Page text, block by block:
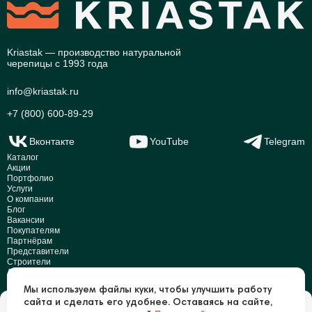
Мы используем файлы куки, чтобы улучшить работу
сайта и сделать его удобнее. Оставаясь на сайте,
Kriastak — производство натуральной
черепицы с 1993 года
info@kriastak.ru
+7 (800) 600-89-29
Вконтакте YouTube Telegram
Каталог
Акции
Портфолио
Услуги
О компании
Блог
Вакансии
Покупателям
Партнёрам
Представители
Строители
Дилеры
Раскрытие информации